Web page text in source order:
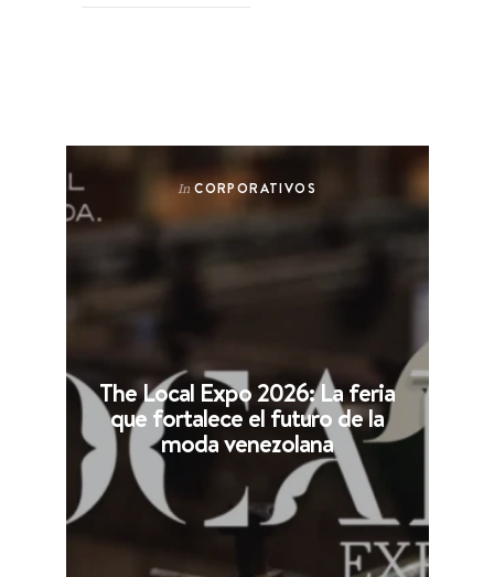
In CORPORATIVOS
The Local Expo 2026: La feria
que fortalece el futuro de la
moda venezolana